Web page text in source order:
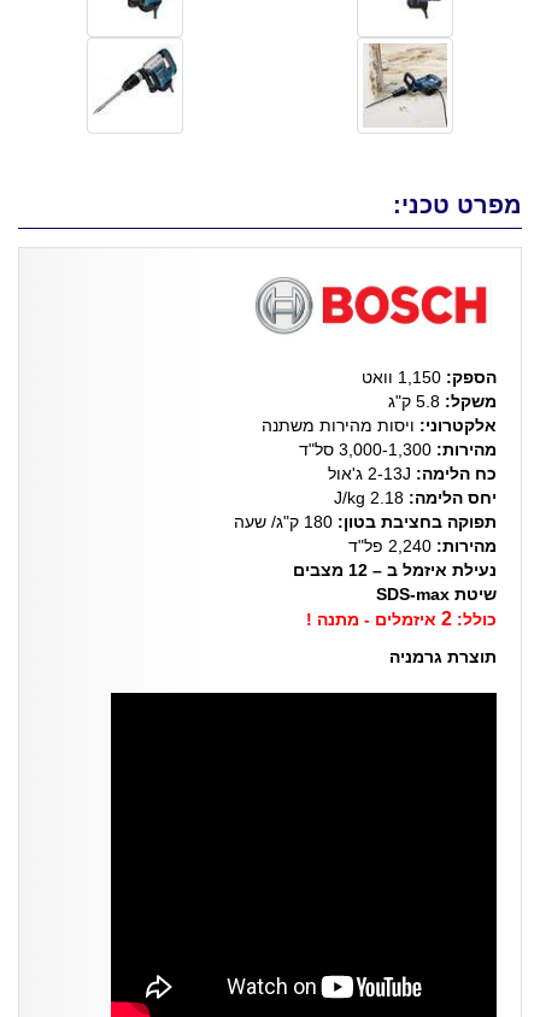
מפרט טכני:
הספק: 1,150 וואט
משקל:
אלקטרוני: ויסות מהירות משתנה
מהירות: 3,000-1,300 סל"ד
כח הלימה: 2-13J ג'אול
יחס הלימה: J/kg 2.18
תפוקה בחציבת בטון: 180 ק"ג/ שעה
מהירות: 2,240 פל"ד
נעילת איזמל ב – 12 מצבים
שיטת SDS-max
כולל:
איזמלים - מתנה !
תוצרת גרמניה